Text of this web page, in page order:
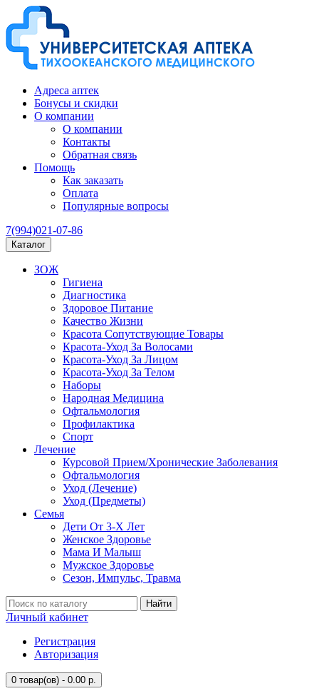
Адреса аптек
Бонусы и скидки
О компании
О компании
Контакты
Обратная связь
Помощь
Как заказать
Оплата
Популярные вопросы
7(994)021-07-86
Каталог
ЗОЖ
Гигиена
Диагностика
Здоровое Питание
Качество Жизни
Красота Сопутствующие Товары
Красота-Уход За Волосами
Красота-Уход За Лицом
Красота-Уход За Телом
Наборы
Народная Медицина
Офтальмология
Профилактика
Спорт
Лечение
Курсовой Прием/Хронические Заболевания
Офтальмология
Уход (Лечение)
Уход (Предметы)
Семья
Дети От 3-Х Лет
Женское Здоровье
Мама И Малыш
Мужское Здоровье
Сезон, Импульс, Травма
Найти
Личный кабинет
Регистрация
Авторизация
0 товар(ов) - 0.00 р.